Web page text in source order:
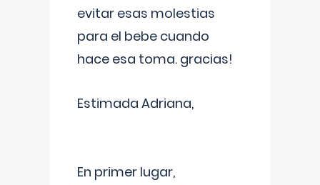
evitar esas molestias
para el bebe cuando
hace esa toma. gracias!
Estimada Adriana,
En primer lugar,